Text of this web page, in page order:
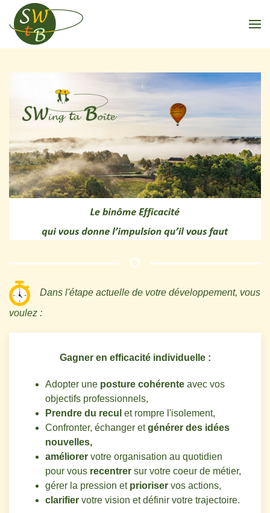
Dans l'étape actuelle de votre développement, vous
voulez :
Gagner en efficacité individuelle :
Adopter une posture cohérente avec vos
objectifs professionnels,
Prendre du recul et rompre l'isolement,
Confronter, échanger etgénérer des idées
nouvelles,
améliorer votre organisation au quotidien
pour vous recentrer sur votre coeur de métier,
gérer la pression et prioriser vos actions,
clarifier votre vision et définir votre trajectoire.